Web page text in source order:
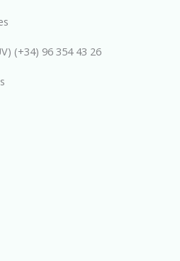
(+34) 96 354 43 26